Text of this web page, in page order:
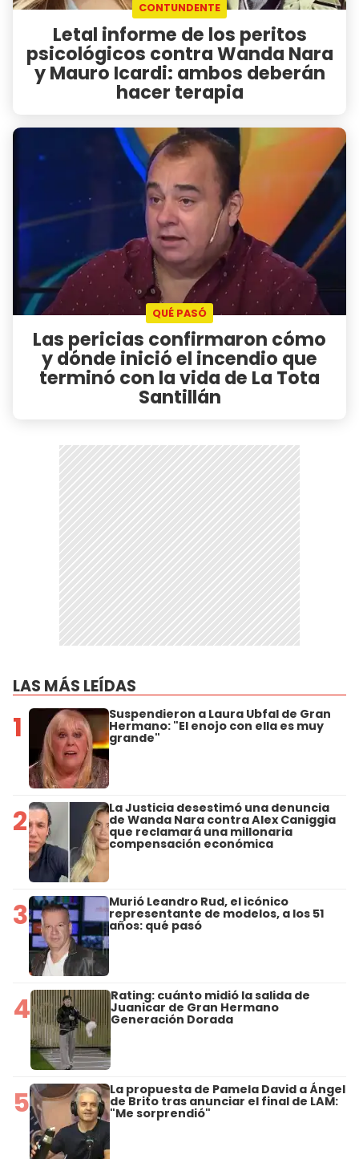
CONTUNDENTE
Letal informe de los peritos
psicológicos contra Wanda Nara
y Mauro Icardi: ambos deberán
hacer terapia
QUÉ PASÓ
Las pericias confirmaron cómo
y dónde inició el incendio que
terminó con la vida de La Tota
Santillán
LAS MÁS LEÍDAS
1 Suspendieron a Laura Ubfal de Gran
Hermano: "El enojo con ella es muy
grande"
2 La Justicia desestimó una denuncia
de Wanda Nara contra Alex Caniggia
que reclamará una millonaria
compensación económica
3 Murió Leandro Rud, el icónico
representante de modelos, a los 51
años: qué pasó
4 Rating: cuánto midió la salida de
Juanicar de Gran Hermano
Generación Dorada
5 La propuesta de Pamela David a Ángel
de Brito tras anunciar el final de LAM:
"Me sorprendió"